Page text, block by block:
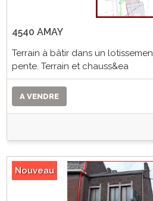
4540 AMAY
Terrain à bâtir dans un
pente. Terrain et chauss&ea
A VENDRE
Nouveau